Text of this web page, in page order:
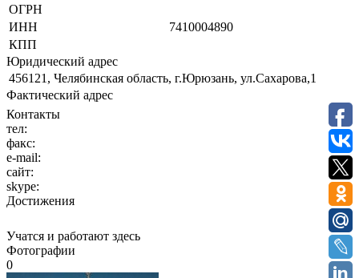
ОГРН
ИНН
7410004890
КПП
Юридический адрес
456121, Челябинская область, г.Юрюзань, ул.Сахарова,1
Фактический адрес
Контакты
тел:
факс:
e-mail:
сайт:
skype:
Достижения
Учатся и работают здесь
Фотографии
0